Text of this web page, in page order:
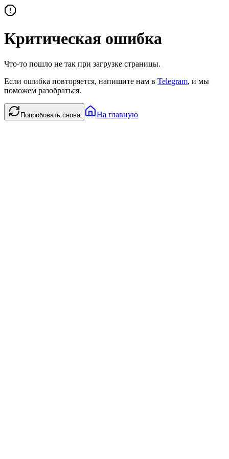
Критическая ошибка
Что-то пошло не так при загрузке страницы.
Если ошибка повторяется, напишите нам в Telegram, и мы
поможем разобраться.
Попробовать снова На главную